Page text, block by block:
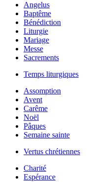
Angelus
Baptême
Bénédiction
Liturgie
Mariage
Messe
Sacrements
Temps liturgiques
Assomption
Avent
Carême
Noël
Pâques
Semaine sainte
Vertus chrétiennes
Charité
Espérance